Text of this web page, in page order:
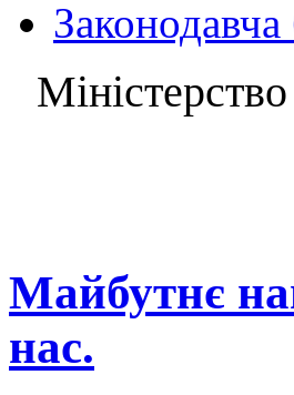
Законодавча
Майбутнє
нас.